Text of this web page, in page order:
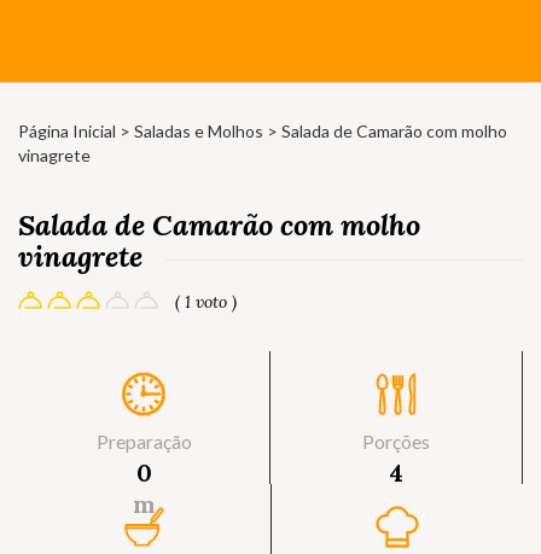
Página Inicial > Saladas e Molhos > Salada de Camarão com molho
vinagrete
Salada de Camarão com molho
vinagrete
( 1 voto )
Preparação
0
m
Porções
4